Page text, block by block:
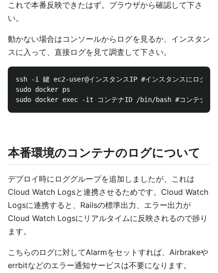
これで本番反映できたはず。ブラウザから確認して下さ
い。
動かない場合はコンソールからログを見るか、インスタン
スに入って、直接ログを見て調査して下さい。
ssh -i 鍵 ec2-user@インスタンスIP #インスタンスにログイ
sudo docker ps
本番環境のコンテナのログについて
デプロイ時にロググループを追加しましたが、これは
Cloud Watch Logsと連携させるためです。Cloud Watch
Logsに連携すると、Railsの標準出力、エラー出力が
Cloud Watch Logsにリアルタイムに反映されるので捗り
ます。
こちらのログに対してAlarmをセットすれば、Airbrakeや
errbitなどのエラー通知サービスは不要になります。